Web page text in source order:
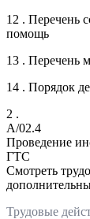
12 . Перечень
помощь
13 . Перечень
14 . Порядок
2 .
A/02.4
Проведение
ГТС
Смотреть
Трудовые